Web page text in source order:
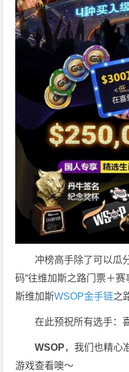
冲榜高手除了可以瓜
码“往维加斯之路门票＋
斯维加斯WSOP金手链之
在此预祝所有选手：
WSOP，我们也精心
游戏查看噢～